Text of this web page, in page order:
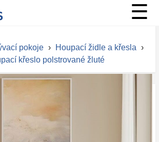
☰
pokoje › Houpací židle a křesla ›
křeslo polstrované žluté